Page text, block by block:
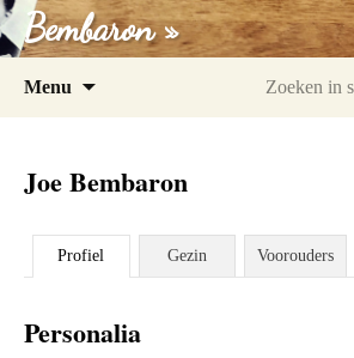
Bembaron »
Menu
Joe Bembaron
Profiel Gezin Voorouders
Personalia